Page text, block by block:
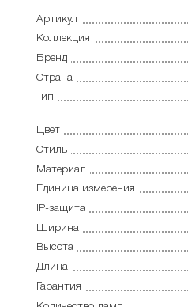
Артикул
Коллекция
Бренд
Страна
Тип
Цвет
Стиль
Материал
Единица измерения
IP-защита
Ширина
Высота
Длина
Гарантия